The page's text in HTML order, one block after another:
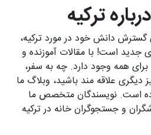
ترکیه
گسترش دانش خود در مورد ترکیه،
جدید است! با مقالات آموزنده و
همه وجود دارد. چه به سفر،
دیگری علاقه مند باشید، وبلاگ ما
است. نویسندگان متخصص ما
و جستجوگران خانه در ترکیه